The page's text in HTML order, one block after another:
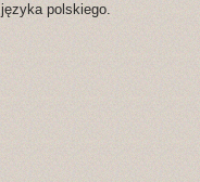
polskiego.